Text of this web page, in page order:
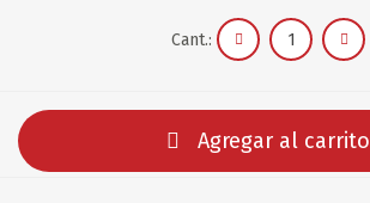
Cant.:
Agregar al carrito